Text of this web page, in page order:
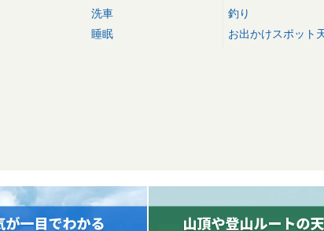
洗車
睡眠
釣り
お出かけスポット